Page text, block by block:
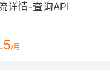
详情-查询API
/月